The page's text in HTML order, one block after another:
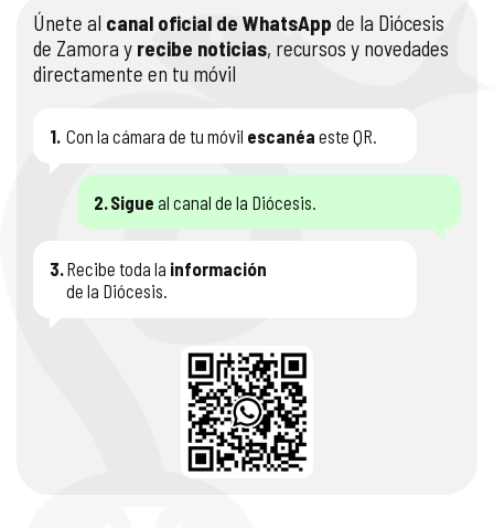
Únete al canal oficial de WhatsApp de la Diócesis
de Zamora y recibe noticias, recursos y novedades
directamente en tu móvil
1. Con la cámara de tu móvil escanéa este QR.
2.Sigue al canal de la Diócesis.
3.Recibe toda la información
de la Diócesis.
COMPLIANCE
RENDICIÓN CUENTAS ENTIDADES RELIGIOSAS
PREGUNTAS FRECUENTES
PASTORAL SAMARITANA
VIDA CONSAGRADA
IMÁGENES